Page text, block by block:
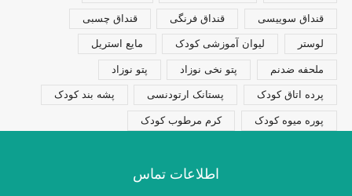
قنداق سوییسی قنداق فرنگی قنداق چسبی
لوستر لیوان آموزشی کودک مایع استریل
ملحفه ضدنم پتو نخی نوزاد پتو نوزاد
پرده اتاق کودک پستانک ارتودنسی پشه بند کودک
پوره میوه کودک کرم مرطوب کودک
اطلاعات تماس